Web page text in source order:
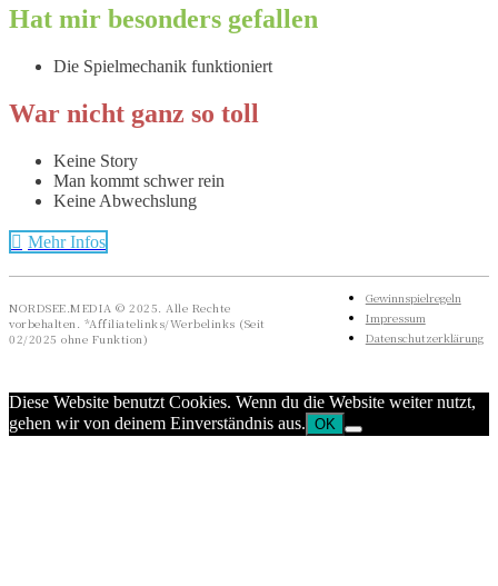
Hat mir besonders gefallen
Die Spielmechanik funktioniert
War nicht ganz so toll
Keine Story
Man kommt schwer rein
Keine Abwechslung
Mehr Infos
NORDSEE.MEDIA © 2025. Alle Rechte
vorbehalten. *Affiliatelinks/Werbelinks (Seit
02/2025 ohne Funktion)
Gewinnspielregeln
Impressum
Datenschutzerklärung
Diese Website benutzt Cookies. Wenn du die Website weiter nutzt,
gehen wir von deinem Einverständnis aus. OK